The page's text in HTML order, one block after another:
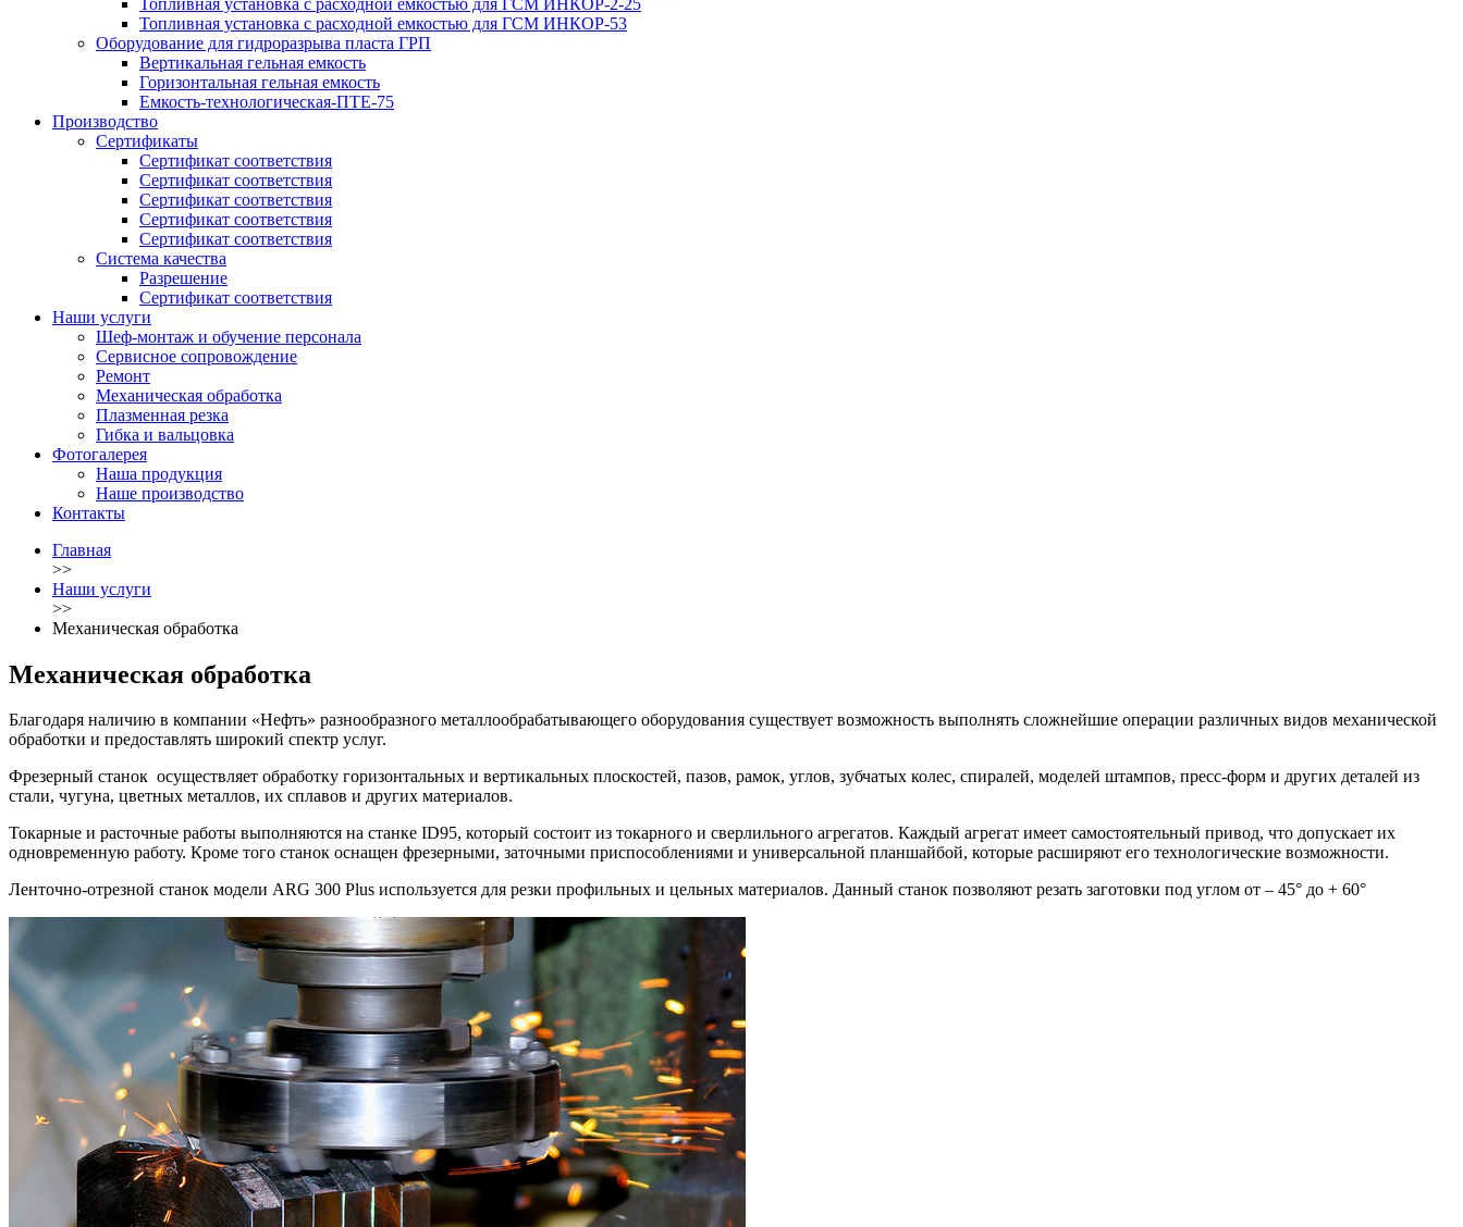
Топливная установка с расходной емкостью для ГСМ ИНКОР-53
Оборудование для гидроразрыва пласта ГРП
Вертикальная гельная емкость
Горизонтальная гельная емкость
Емкость-технологическая-ПТЕ-75
Производство
Сертификаты
Сертификат соответствия
Сертификат соответствия
Сертификат соответствия
Сертификат соответствия
Сертификат соответствия
Система качества
Разрешение
Сертификат соответствия
Наши услуги
Шеф-монтаж и обучение персонала
Сервисное сопровождение
Ремонт
Механическая обработка
Плазменная резка
Гибка и вальцовка
Фотогалерея
Наша продукция
Наше производство
Контакты
Главная
>>
Наши услуги
>>
Механическая обработка
Механическая обработка
Благодаря наличию в компании «Нефть» разнообразного металлообрабатывающего оборудования существует возможность выполнять сложнейшие операции различных видов механической
обработки и предоставлять широкий спектр услуг.
Фрезерный станок осуществляет обработку горизонтальных и вертикальных плоскостей, пазов, рамок, углов, зубчатых колес, спиралей, моделей штампов, пресс-форм и других деталей из
стали, чугуна, цветных металлов, их сплавов и других материалов.
Токарные и расточные работы выполняются на станке ID95, который состоит из токарного и сверлильного агрегатов. Каждый агрегат имеет самостоятельный привод, что допускает их
одновременную работу. Кроме того станок оснащен фрезерными, заточными приспособлениями и универсальной планшайбой, которые расширяют его технологические возможности.
Ленточно-отрезной станок модели ARG 300 Plus используется для резки профильных и цельных материалов. Данный станок позволяют резать заготовки под углом от – 45° до + 60°